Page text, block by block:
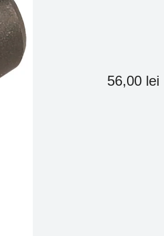
56,00 lei